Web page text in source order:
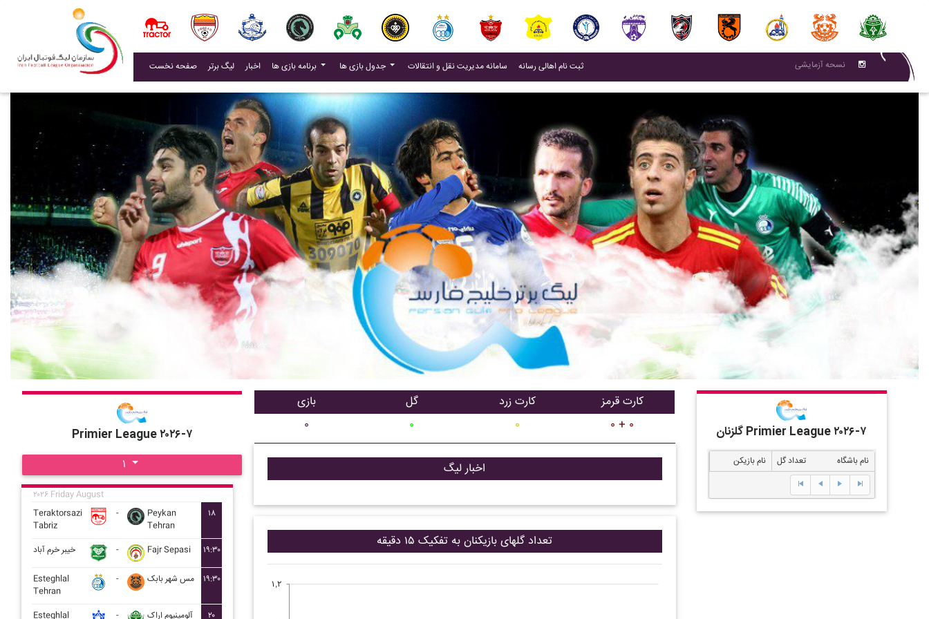
صفحه نخست لیگ برتر اخبار(current) برنامه بازی ها جدول بازی ها سامانه مدیریت نقل و انتقالات (current)
ثبت نام اهالی رسانه(current) نسحه آزمایشی
Primier League ۲۰۲۶-۷
۱
۲۰۲۶ Friday August
Teraktorsazi
Tabriz
-
Peykan
Tehran
۱۸
خيبر خرم آباد - Fajr Sepasi ۱۹:۳۰
Esteghlal
Tehran
- مس شهر بابک ۱۹:۳۰
Esteghlal
- آلومينيوم اراک ۲۰
بازی
۰
گل
۰
کارت زرد
۰
کارت قرمز
۰ + ۰
اخبار لیگ
تعداد گلهای بازیکنان به تفکیک ۱۵ دقیقه
۱,۲
گلزنان Primier League ۲۰۲۶-۷
نام بازیکن تعداد گل نام باشگاه